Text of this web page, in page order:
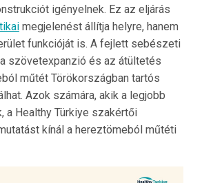
igényelnek. Ez az eljárás
megjelenést állítja helyre, hanem
funkcióját is. A fejlett sebészeti
szövetexpanzió és az átültetés
műtét Törökországban tartós
Azok számára, akik a legjobb
a Healthy Türkiye szakértői
kínál a hereztömeból műtéti